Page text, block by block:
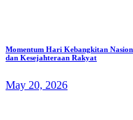
Momentum Hari Kebangkitan
dan Kesejahteraan Rakyat
May 20, 2026